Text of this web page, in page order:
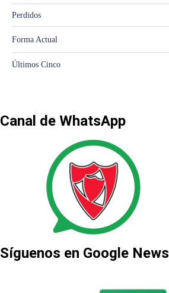
Canal de WhatsApp
Síguenos en Google News